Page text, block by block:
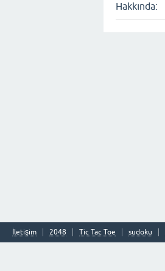
Hakkında:
İletişim 2048 Tic Tac Toe sudoku